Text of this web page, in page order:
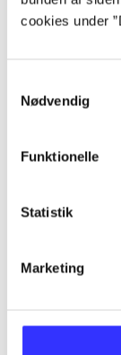
cookies under
Nødvendig
Funktionelle
Statistik
Marketing
Alle
...
...